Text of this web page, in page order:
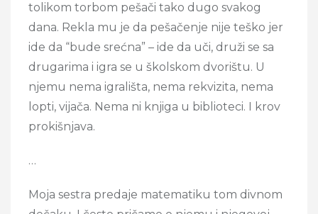
tolikom torbom pešači tako dugo svakog
dana. Rekla mu je da pešačenje nije teško jer
ide da “bude srećna” – ide da uči, druži se sa
drugarima i igra se u školskom dvorištu. U
njemu nema igrališta, nema rekvizita, nema
lopti, vijača. Nema ni knjiga u biblioteci. I krov
prokišnjava.
…
Moja sestra predaje matematiku tom divnom